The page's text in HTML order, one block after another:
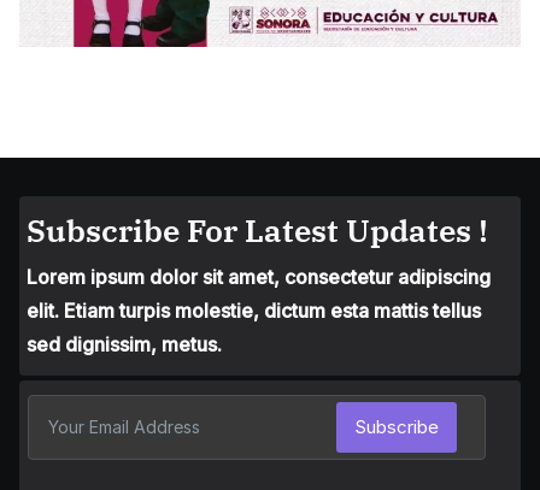
Subscribe For Latest Updates !
Lorem ipsum dolor sit amet, consectetur adipiscing
elit. Etiam turpis molestie, dictum esta mattis tellus
sed dignissim, metus.
Subscribe